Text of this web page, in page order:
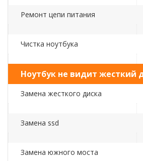
Ремонт цепи питания
Чистка ноутбука
Ноутбук не видит жесткий
Замена жесткого диска
Замена ssd
Замена южного моста